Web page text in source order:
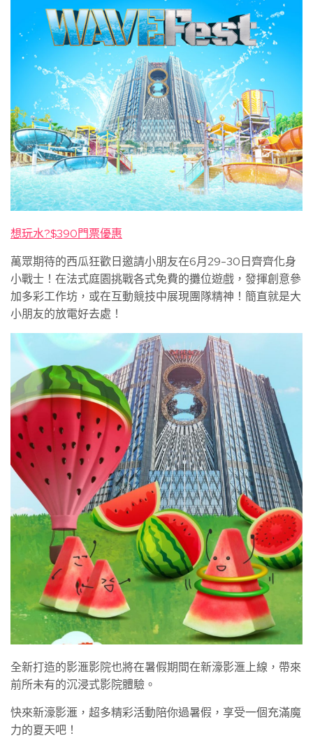
想玩水?$390門票優惠
萬眾期待的西瓜狂歡日邀請小朋友在6月29-30日齊齊化身
小戰士！在法式庭園挑戰各式免費的攤位遊戲，發揮創意參
加多彩工作坊，或在互動競技中展現團隊精神！簡直就是大
小朋友的放電好去處！
全新打造的影滙影院也將在暑假期間在新濠影滙上線，帶來
前所未有的沉浸式影院體驗。
快來新濠影滙，超多精彩活動陪你過暑假，享受一個充滿魔
力的夏天吧！